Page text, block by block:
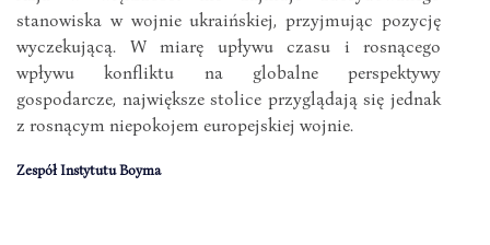
stanowiska w wojnie ukraińskiej, przyjmując pozycję
wyczekującą. W miarę upływu czasu i rosnącego
wpływu konfliktu na globalne perspektywy
gospodarcze, największe stolice przyglądają się jednak
z rosnącym niepokojem europejskiej wojnie.
Zespół Instytutu Boyma